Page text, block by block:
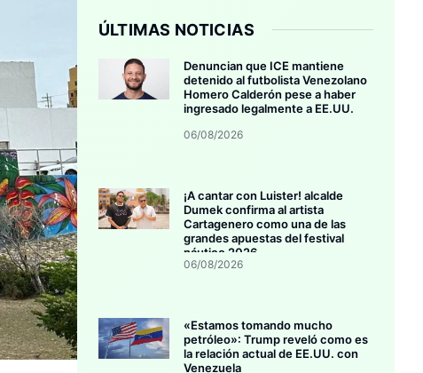
ÚLTIMAS NOTICIAS
Denuncian que ICE mantiene
detenido al futbolista Venezolano
Homero Calderón pese a haber
ingresado legalmente a EE.UU.
06/08/2026
¡A cantar con Luister! alcalde
Dumek confirma al artista
Cartagenero como una de las
grandes apuestas del festival
náutico 2026
06/08/2026
«Estamos tomando mucho
petróleo»: Trump reveló como es
la relación actual de EE.UU. con
Venezuela